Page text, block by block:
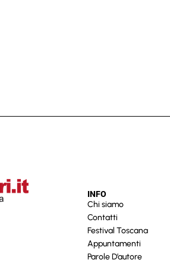
INFO
Chi siamo
Contatti
Festival Toscana
Appuntamenti
Parole D’autore